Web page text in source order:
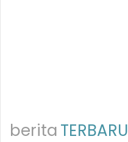
beritaTERBARU